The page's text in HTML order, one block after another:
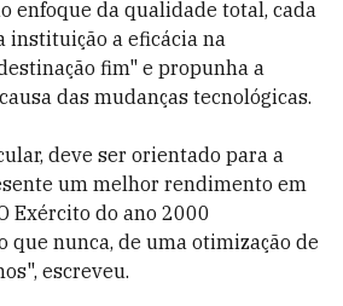
enfoque da qualidade total, cada
instituição a eficácia na
fim" e propunha a
das mudanças tecnológicas.
deve ser orientado para a
um melhor rendimento em
Exército do ano 2000
que nunca, de uma otimização de
escreveu.